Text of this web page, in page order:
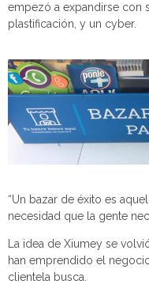
empezó a expandirse con
plastificación, y un cyber.
“Un bazar de éxito es
necesidad que la gente
La idea de Xiumey se
han emprendido el
clientela busca.